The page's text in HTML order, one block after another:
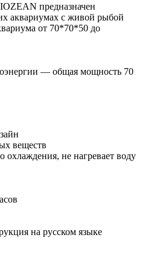
предназначен
аквариумах с живой рыбой
от 70*70*50 до
— общая мощность 70
веществ
охлаждения, не нагревает воду
на русском языке